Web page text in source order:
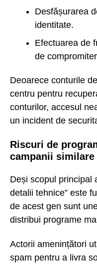
Desfășurarea
identitate.
Efectuarea de
de
Deoarece conturile
centru pentru
conturilor, accesul
un incident de
Riscuri de
campanii similare
Deși scopul principal
detalii tehnice” este
de acest gen sunt
distribui programe
Actorii amenințători
spam pentru a livra